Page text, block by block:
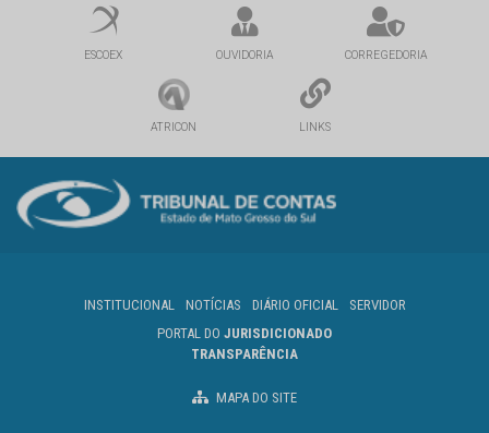
ESCOEX OUVIDORIA CORREGEDORIA
ATRICON LINKS
INSTITUCIONAL NOTÍCIAS DIÁRIO OFICIAL
SERVIDOR
PORTAL DO JURISDICIONADO
TRANSPARÊNCIA
MAPA DO SITE